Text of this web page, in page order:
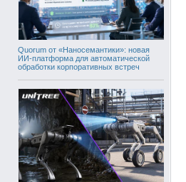
Quorum от «Наносемантики»: новая
ИИ-платформа для автоматической
обработки корпоративных встреч